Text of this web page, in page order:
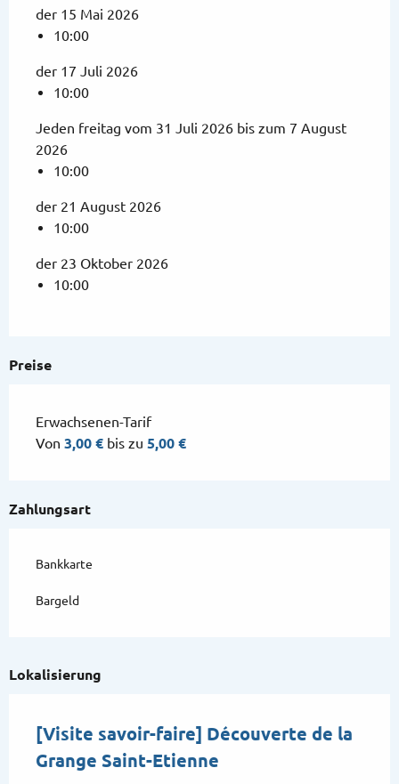
Preise
Erwachsenen-Tarif
Von 3,00 € bis zu 5,00 €
Zahlungsart
Bankkarte
Bargeld
der 15 Mai 2026
10:00
der 17 Juli 2026
10:00
Jeden freitag vom 31 Juli 2026 bis zum 7 August
2026
10:00
der 21 August 2026
10:00
der 23 Oktober 2026
10:00
Lokalisierung
[Visite savoir-faire] Découverte de la
Grange Saint-Etienne